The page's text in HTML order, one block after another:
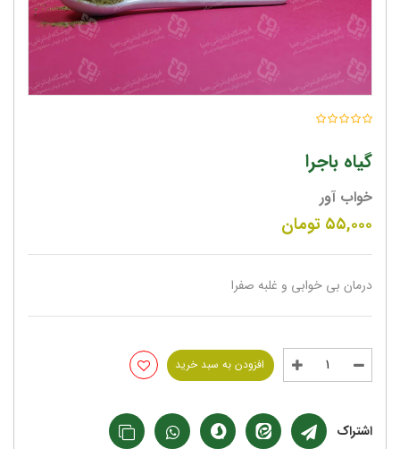
گیاه باجرا
خواب آور
۵۵,۰۰۰ تومان
درمان بی خوابی و غلبه صفرا
افزودن به سبد خرید
اشتراک